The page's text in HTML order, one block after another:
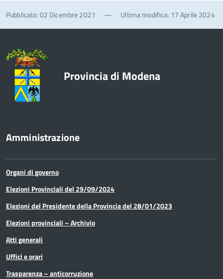
Pubblicato: 02 Dicembre 2021 — Ultima modifica: 17 Aprile 2024
Provincia di Modena
Amministrazione
Organi di governo
Elezioni Provinciali del 29/09/2024
Elezioni del Presidente della Provincia del 28/01/2023
Elezioni provinciali – Archivio
Atti generali
Uffici e orari
Trasparenza – anticorruzione